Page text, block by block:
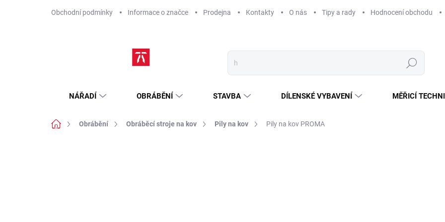
Obchodní podmínky Informace o značce Prodejna Kontakty O nás Tipy a rady Hodnocení obchodu
Hledat
NÁŘADÍ OBRÁBĚNÍ STAVBA DÍLENSKÉ VYBAVENÍ MĚŘICÍ
Domů Obrábění Obráběcí stroje na kov Pily na kov Pily na kov PROMA